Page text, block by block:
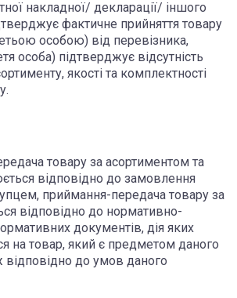
накладної/ декларації/ іншого
фактичне прийняття товару
особою) від перевізника,
особа) підтверджує відсутність
якості та комплектності
товару за асортиментом та
відповідно до замовлення
приймання-передача товару за
відповідно до нормативно-
документів, дія яких
на товар, який є предметом даного
відповідно до умов даного